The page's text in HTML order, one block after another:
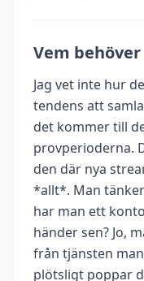
Vem
Jag vet inte hur
tendens att
det kommer till
provperioderna.
den där nya
*allt*. Man
har man ett
händer sen? Jo,
från tjänsten
plötsligt poppar